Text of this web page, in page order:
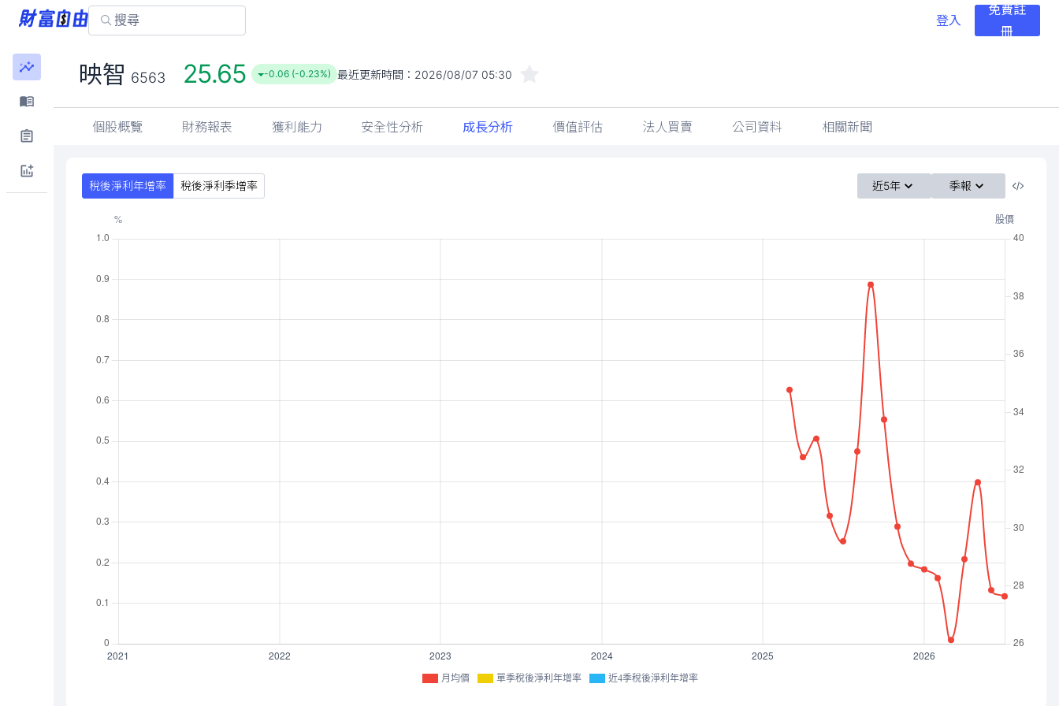
登入
免費註
冊
映智 6563 25.65 -0.06 (-0.23%) 最近更新時間： 2026/08/07 05:30
個股概覽 財務報表 獲利能力 安全性分析 成長分析 價值評估 法人買賣 公司資料 相關新聞
稅後淨利年增率 稅後淨利季增率 近5年 季報
月均價 單季稅後淨利年增率 近4季稅後淨利年增率